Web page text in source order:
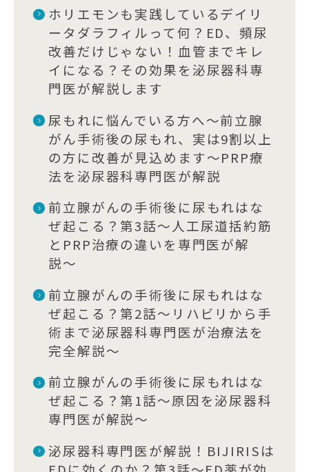
ホリエモンも実践しているデイリ
ータダラフィルって何？ED、頻尿
改善だけじゃない！血管までキレ
イになる？その効果を泌尿器科専
門医が解説します
尿もれに悩んでいる方へ〜前立腺
がん手術後の尿もれ、実は9割以上
の方に改善が見込めます〜PRP療
法を泌尿器科専門医が解説
前立腺がんの手術後に尿もれはな
ぜ起こる？第3話〜人工尿道括約筋
とPRP治療の違いを専門医が解
説〜
前立腺がんの手術後に尿もれはな
ぜ起こる？第2話〜リハビリから手
術まで泌尿器科専門医が治療法を
完全解説〜
前立腺がんの手術後に尿もれはな
ぜ起こる？第1話〜原因を泌尿器科
専門医が解説〜
泌尿器科専門医が解説！BIJIRISは